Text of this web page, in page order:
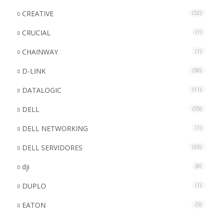
CREATIVE (32)
CRUCIAL (1)
CHAINWAY (1)
D-LINK (50)
DATALOGIC (11)
DELL (55)
DELL NETWORKING (1)
DELL SERVIDORES (33)
dji (8)
DUPLO (1)
EATON (5)